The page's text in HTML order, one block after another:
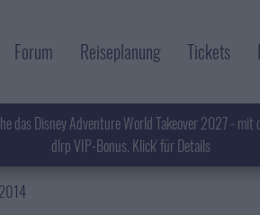
Forum Reiseplanung Tickets
das Disney Adventure World Takeover 2027 - mit
dlrp VIP-Bonus. Klick' für Details